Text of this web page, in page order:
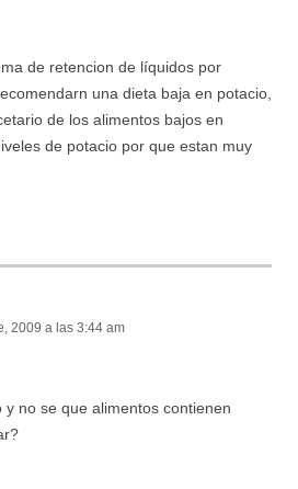
de retencion de líquidos por
una dieta baja en potacio,
de los alimentos bajos en
de potacio por que estan muy
2009 a las 3:44 am
no se que alimentos contienen